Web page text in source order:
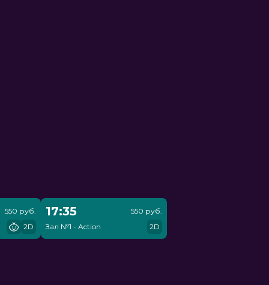
550 руб.
2D
17:35
Зал №1 - Action
550 руб.
2D